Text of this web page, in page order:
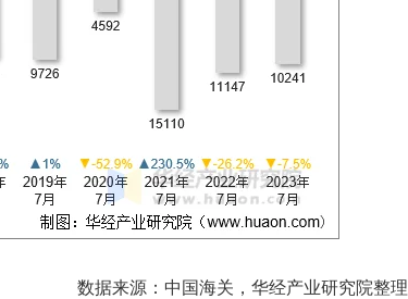
数据来源：中国海关，华经产业研究院整理